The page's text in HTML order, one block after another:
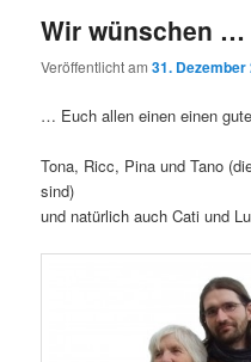
Wir wünschen …
Veröffentlicht am31. Dezember
… Euch allen einen einen
Tona, Ricc, Pina und Tano
sind)
und natürlich auch Cati und